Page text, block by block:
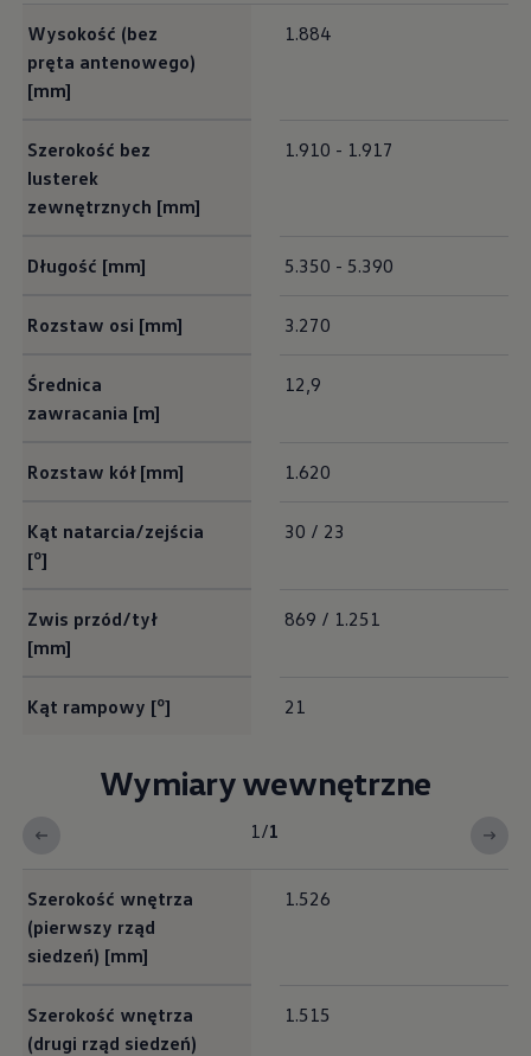
Eksploatacja
Marka Volkswagen Samochody Dostawcze
Kontakt
Zapisz się na jazdę próbną
Znajdź salon lub serwis
Skontaktuj się z nami
Wysokość (bez
pręta antenowego)
[mm]
1.884
Szerokość bez
lusterek
zewnętrznych [mm]
1.910 - 1.917
Długość [mm] 5.350 - 5.390
Rozstaw osi [mm] 3.270
Średnica
zawracania [m]
12,9
Rozstaw kół [mm] 1.620
Kąt natarcia/zejścia
[o]
30 / 23
Zwis przód/tył
[mm]
869 / 1.251
Kąt rampowy [o] 21
Wymiary wewnętrzne
1/1
Szerokość wnętrza
(pierwszy rząd
siedzeń) [mm]
1.526
Szerokość wnętrza
(drugi rząd siedzeń)
1.515